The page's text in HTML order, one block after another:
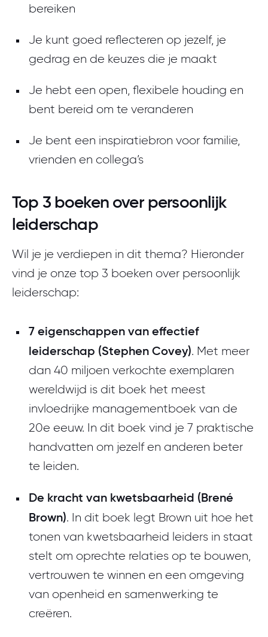
bereiken
Je kunt goed reflecteren op jezelf, je
gedrag en de keuzes die je maakt
Je hebt een open, flexibele houding en
bent bereid om te veranderen
Je bent een inspiratiebron voor familie,
vrienden en collega’s
Top 3 boeken over persoonlijk
leiderschap
Wil je je verdiepen in dit thema? Hieronder
vind je onze top 3 boeken over persoonlijk
leiderschap:
7 eigenschappen van effectief
leiderschap (Stephen Covey). Met meer
dan 40 miljoen verkochte exemplaren
wereldwijd is dit boek het meest
invloedrijke managementboek van de
20e eeuw. In dit boek vind je 7 praktische
handvatten om jezelf en anderen beter
te leiden.
De kracht van kwetsbaarheid (Brené
Brown). In dit boek legt Brown uit hoe het
tonen van kwetsbaarheid leiders in staat
stelt om oprechte relaties op te bouwen,
vertrouwen te winnen en een omgeving
van openheid en samenwerking te
creëren.